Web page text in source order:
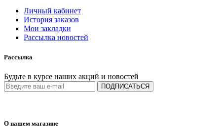
Личный кабинет
История заказов
Мои закладки
Рассылка новостей
Рассылка
Будьте в курсе наших акций и новостей
ПОДПИСАТЬСЯ
О нашем магазине